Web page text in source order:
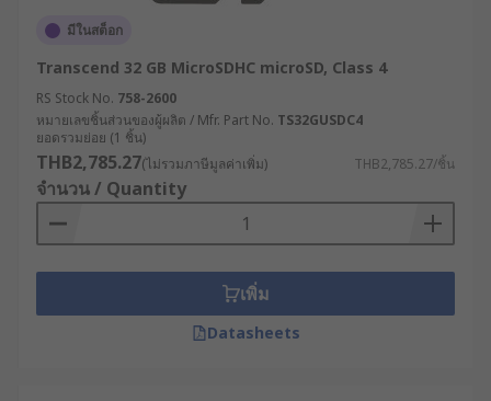
สำหรับจัดเก็บข้อมูลการผลิต การตั้งค่าระบบ
ควบคุม และบันทึกค่าการทำงานของเครื่องจักร
ในสายการผลิต
ระบบกล้องรักษาความปลอดภัย (CCTV &
Surveillance) : นิยมใช้ SD Card กล้องวงจรปิดที่
มีความเร็วสูงและทนต่อการเขียนซ้ำ เพื่อให้
บันทึกวิดีโอได้ต่อเนื่อง 24 ชั่วโมง
อุตสาหกรรมยานยนต์ (Automotive) : ใช้ Micro
SD Card 32GB หรือความจุมากกว่านี้สำหรับการ
เก็บข้อมูลจากกล้องติดรถยนต์ หรือระบบ
เซ็นเซอร์ภายในรถ
มีในสต็อก
Transcend 32 GB MicroSDHC microSD, Class 4
RS Stock No. 758-2600
หมายเลขชิ้นส่วนของผู้ผลิต / Mfr. Part No. TS32GUSDC4
ยอดรวมย่อย (1 ชิ้น)
THB2,785.27(ไม่รวมภาษีมูลค่าเพิ่ม) THB2,785.27/ชิ้น
จำนวน / Quantity
เพิ่ม
Datasheets